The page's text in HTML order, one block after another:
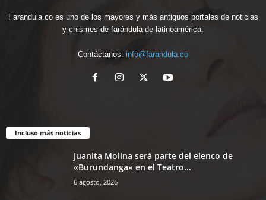
Farandula.co es uno de los mayores y más antiguos portales de noticias
y chismes de farándula de latinoamérica.
Contáctanos: info@farandula.co
Incluso más noticias
Juanita Molina será parte del elenco de
«Burundanga» en el Teatro...
6 agosto, 2026